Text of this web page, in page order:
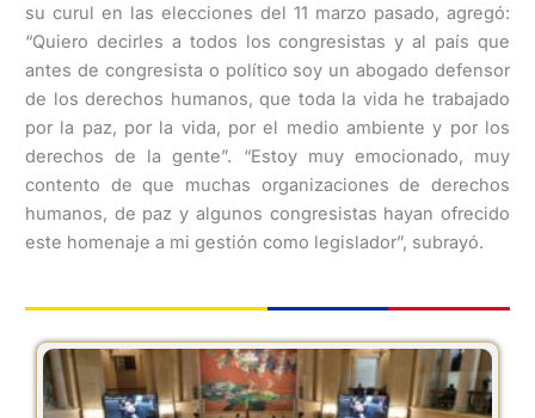
su curul en las elecciones del 11 marzo pasado, agregó:
“Quiero decirles a todos los congresistas y al país que
antes de congresista o político soy un abogado defensor
de los derechos humanos, que toda la vida he trabajado
por la paz, por la vida, por el medio ambiente y por los
derechos de la gente”. “Estoy muy emocionado, muy
contento de que muchas organizaciones de derechos
humanos, de paz y algunos congresistas hayan ofrecido
este homenaje a mi gestión como legislador”, subrayó.